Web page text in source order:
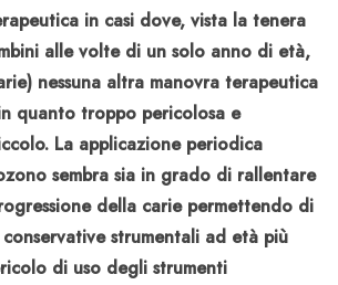
in casi dove, vista la tenera
alle volte di un solo anno di età,
nessuna altra manovra terapeutica
quanto troppo pericolosa e
La applicazione periodica
sembra sia in grado di rallentare
della carie permettendo di
strumentali ad età più
di uso degli strumenti